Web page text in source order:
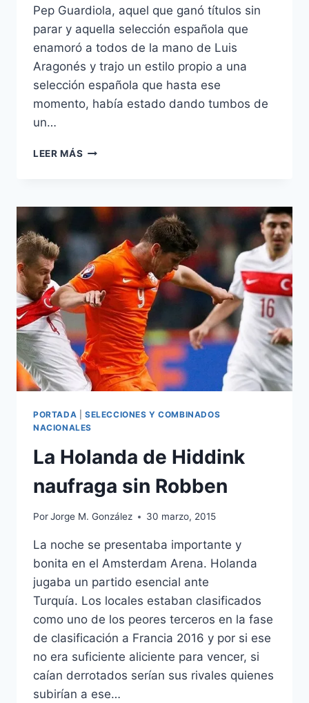
Pep Guardiola, aquel que ganó títulos sin
parar y aquella selección española que
enamoró a todos de la mano de Luis
Aragonés y trajo un estilo propio a una
selección española que hasta ese
momento, había estado dando tumbos de
un…
LEER MÁS DEL
EN
ESPAÑA
VICENTE
DEL
BOSQUE
PORTADA
SELECCIONES Y COMBINADOS
NACIONALES
La Holanda de Hiddink
naufraga sin Robben
PorJorge M. González 30 marzo, 2015
La noche se presentaba importante y
bonita en el Amsterdam Arena. Holanda
jugaba un partido esencial ante
Turquía. Los locales estaban clasificados
como uno de los peores terceros en la fase
de clasificación a Francia 2016 y por si ese
no era suficiente aliciente para vencer, si
caían derrotados serían sus rivales quienes
subirían a ese…